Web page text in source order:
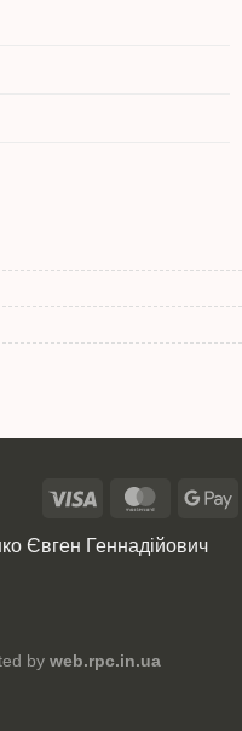
Євген Геннадійович
by web.rpc.in.ua